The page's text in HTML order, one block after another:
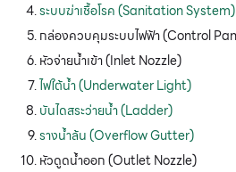
ระบบฆ่าเชื้อโรค (Sanitation System)
กล่องควบคุมระบบไฟฟ้า (Control
หัวจ่ายน้ำเข้า (Inlet Nozzle)
ไฟใต้น้ำ (Underwater Light)
บันไดสระว่ายน้ำ (Ladder)
รางน้ำล้น (Overflow Gutter)
หัวดูดน้ำออก (Outlet Nozzle)